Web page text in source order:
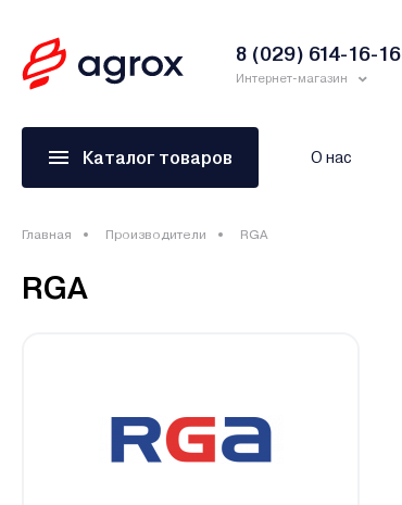
8 (029) 614-16-16
Интернет-магазин
Каталог товаров О нас
Главная Производители RGA
RGA